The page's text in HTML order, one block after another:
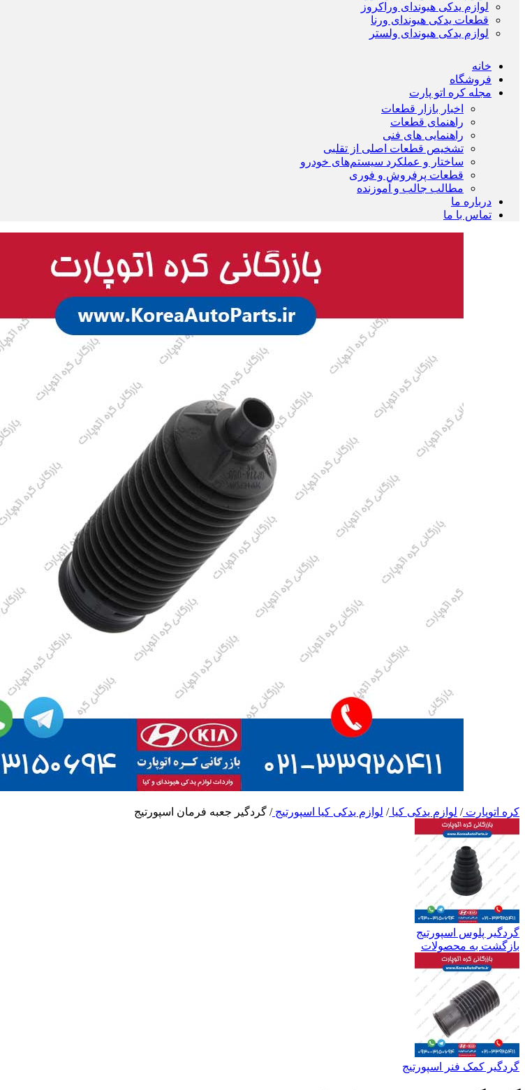
لوازم یدکی هیوندای وراکروز
قطعات یدکی هیوندای ورنا
لوازم یدکی هیوندای ولستر
خانه
فروشگاه
مجله کره اتو پارت
اخبار بازار قطعات
راهنمای قطعات
راهنمایی های فنی
تشخیص قطعات اصلی از تقلبی
ساختار و عملکرد سیستم‌های خودرو
قطعات پرفروش و فوری
مطالب جالب و آموزنده
درباره ما
تماس با ما
کره اتوپارت/ لوازم یدکی کیا/ لوازم یدکی کیا اسپورتیج/ گردگیر جعبه فرمان اسپورتیج
گردگیر پلوس اسپورتیج
بازگشت به محصولات
گردگیر کمک فنر اسپورتیج